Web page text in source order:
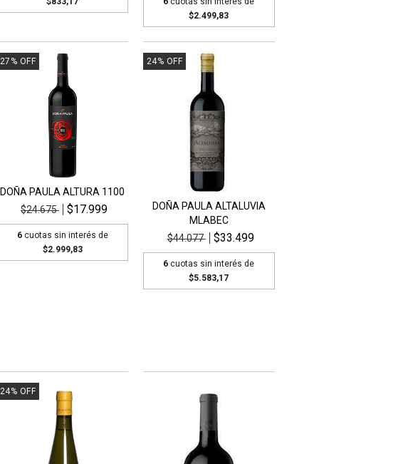
$2.499,83
27 % OFF
DOÑA PAULA ALTURA 1100
$24.675
$17.999
6 cuotas sin interés de
$2.999,83
24% OFF
DOÑA PAULA ALTALUVIA
MLABEC
$44.077
$33.499
6 cuotas sin interés de
$5.583,17
24% OFF